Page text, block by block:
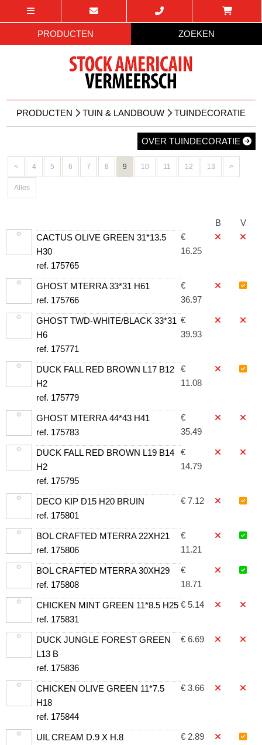
PRODUCTEN ZOEKEN
PRODUCTEN TUIN & LANDBOUW TUINDECORATIE
OVER TUINDECORATIE
< 4 5 6 7 8 9 10 11 12 13 >
Alles
V
B
CACTUS OLIVE GREEN 31*13.5
H30
ref. 175765
€
16.25
GHOST MTERRA 33*31 H61
ref. 175766
€
36.97
GHOST TWD-WHITE/BLACK 33*31
H6
ref. 175771
€
39.93
DUCK FALL RED BROWN L17 B12
H2
ref. 175779
€
11.08
GHOST MTERRA 44*43 H41
ref. 175783
€
35.49
DUCK FALL RED BROWN L19 B14
H2
ref. 175795
€
14.79
DECO KIP D15 H20 BRUIN
ref. 175801
€ 7.12
BOL CRAFTED MTERRA 22XH21
ref. 175806
€
11.21
BOL CRAFTED MTERRA 30XH29
ref. 175808
€
18.71
CHICKEN MINT GREEN 11*8.5 H25
ref. 175831
€ 5.14
DUCK JUNGLE FOREST GREEN
L13 B
ref. 175836
€ 6.69
CHICKEN OLIVE GREEN 11*7.5
H18
ref. 175844
€ 3.66
UIL CREAM D.9 X H.8
€ 2.89